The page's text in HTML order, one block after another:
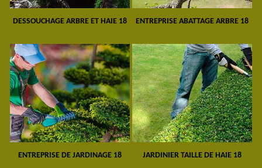
DESSOUCHAGE ARBRE ET HAIE 18 ENTREPRISE ABATTAGE ARBRE 18
ENTREPRISE DE JARDINAGE 18 JARDINIER TAILLE DE HAIE 18